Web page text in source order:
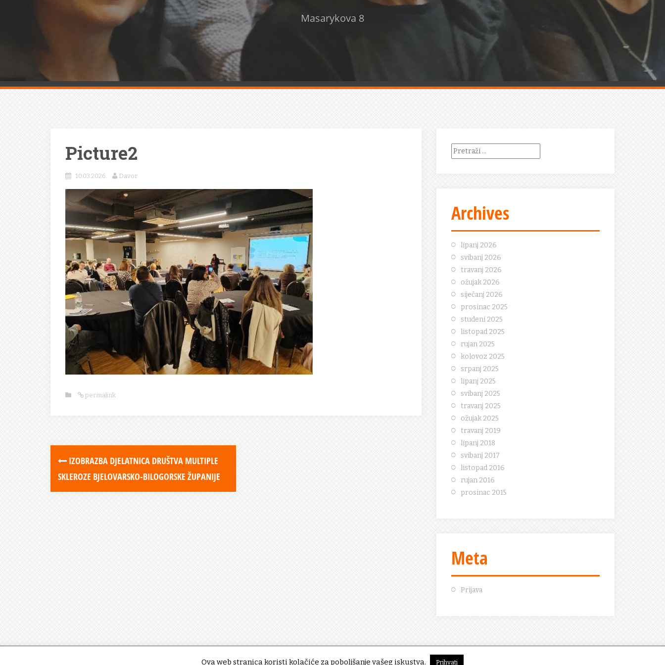
Masarykova 8
Picture2
10.03.2026. Davor
permalink
IZOBRAZBA DJELATNICA DRUŠTVA MULTIPLE
SKLEROZE BJELOVARSKO-BILOGORSKE ŽUPANIJE
Pretraži:
Archives
lipanj 2026
svibanj 2026
travanj 2026
ožujak 2026
siječanj 2026
prosinac 2025
studeni 2025
listopad 2025
rujan 2025
kolovoz 2025
srpanj 2025
lipanj 2025
svibanj 2025
travanj 2025
ožujak 2025
travanj 2019
lipanj 2018
svibanj 2017
listopad 2016
rujan 2016
prosinac 2015
Meta
Prijava
Ova web stranica koristi kolačiće za poboljšanje vašeg iskustva. Prihvati